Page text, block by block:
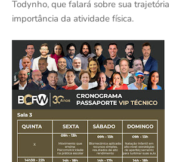
Todynho, que falará sobre sua
importância da atividade física.